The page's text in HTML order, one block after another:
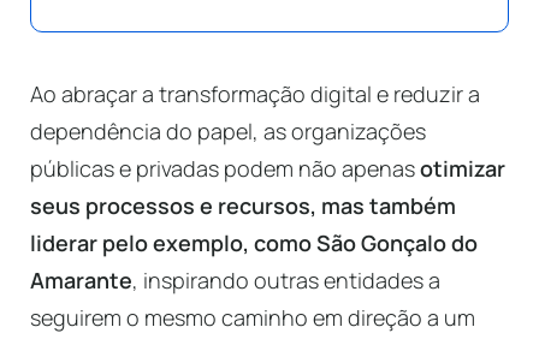
Ao abraçar a transformação digital e reduzir a
dependência do papel, as organizações
públicas e privadas podem não apenasotimizar
seus processos e recursos, mas também
liderar pelo exemplo, como São Gonçalo do
Amarante, inspirando outras entidades a
seguirem o mesmo caminho em direção a um